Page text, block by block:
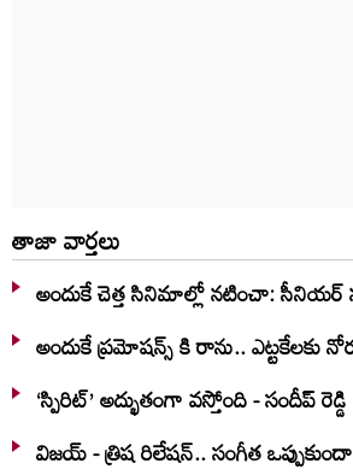
తాజా వార్తలు
అందుకే చెత్త సినిమాల్లో నటించా: సీనియర్
అందుకే ప్రమోషన్స్ కి రాను.. ఎట్టకేలకు
‘స్పిరిట్’ అద్భుతంగా వస్తోంది - సందీప్
విజయ్ - త్రిష రిలేషన్.. సంగీత ఒప్పుకుందా